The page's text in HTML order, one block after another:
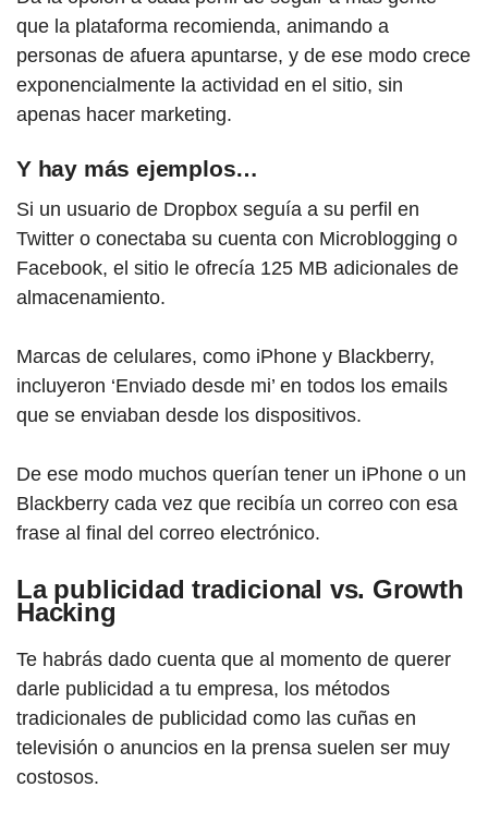
que la plataforma recomienda, animando a
personas de afuera apuntarse, y de ese modo crece
exponencialmente la actividad en el sitio, sin
apenas hacer marketing.
Y hay más ejemplos…
Si un usuario de Dropbox seguía a su perfil en
Twitter o conectaba su cuenta con Microblogging o
Facebook, el sitio le ofrecía 125 MB adicionales de
almacenamiento.
Marcas de celulares, como iPhone y Blackberry,
incluyeron ‘Enviado desde mi’ en todos los emails
que se enviaban desde los dispositivos.
De ese modo muchos querían tener un iPhone o un
Blackberry cada vez que recibía un correo con esa
frase al final del correo electrónico.
La publicidad tradicional vs. Growth
Hacking
Te habrás dado cuenta que al momento de querer
darle publicidad a tu empresa, los métodos
tradicionales de publicidad como las cuñas en
televisión o anuncios en la prensa suelen ser muy
costosos.